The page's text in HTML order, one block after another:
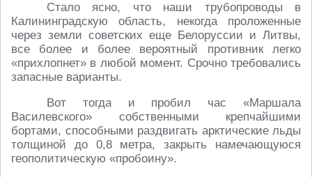
Стало ясно, что наши трубопроводы в
Калининградскую область, некогда проложенные
через земли советских еще Белоруссии и Литвы,
все более и более вероятный противник легко
«прихлопнет» в любой момент. Срочно требовались
запасные варианты.
Вот тогда и пробил час «Маршала
Василевского» собственными крепчайшими
бортами, способными раздвигать арктические льды
толщиной до 0,8 метра, закрыть намечающуюся
геополитическую «пробоину».